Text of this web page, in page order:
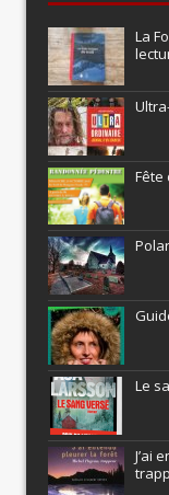
La
Fête
Le
J’ai